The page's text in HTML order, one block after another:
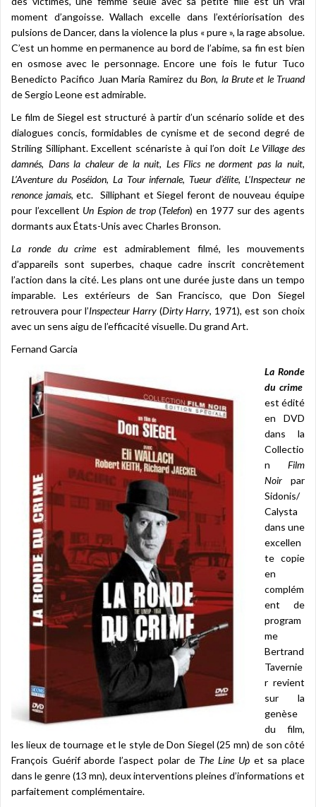
moment d’angoisse. Wallach excelle dans l’extériorisation des
pulsions de Dancer, dans la violence la plus « pure », la rage absolue.
C’est un homme en permanence au bord de l’abime, sa fin est bien
en osmose avec le personnage. Encore une fois le futur Tuco
Benedicto Pacifico Juan Maria Ramirez duBon, la Brute et le Truand
de Sergio Leone est admirable.
Le film de Siegel est structuré à partir d’un scénario solide et des
dialogues concis, formidables de cynisme et de second degré de
Striling Silliphant. Excellent scénariste à qui l’on doit Le Village des
damnés, Dans la chaleur de la nuit, Les Flics ne dorment pas la nuit,
L’Aventure du Poséidon, La Tour infernale, Tueur d’élite, L’Inspecteur ne
renonce jamais, etc. Silliphant et Siegel feront de nouveau équipe
pour l’excellent Un Espion de trop(Telefon) en 1977 sur des agents
dormants aux États-Unis avec Charles Bronson.
La ronde du crimeest admirablement filmé, les mouvements
d’appareils sont superbes, chaque cadre inscrit concrètement
l’action dans la cité. Les plans ont une durée juste dans un tempo
imparable. Les extérieurs de San Francisco, que Don Siegel
retrouvera pour l’Inspecteur Harry (Dirty Harry, 1971), est son choix
avec un sens aigu de l’efficacité visuelle. Du grand Art.
Fernand Garcia
La Ronde
du crime
est édité
en DVD
dans la
Collectio
n Film
Noir par
Sidonis/
Calysta
dans une
excellen
te copie
en
complém
ent de
program
me
Bertrand
Tavernie
r revient
sur la
genèse
du film,
les lieux de tournage et le style de Don Siegel (25 mn) de son côté
François Guérif aborde l’aspect polar de The Line Upet sa place
dans le genre (13 mn), deux interventions pleines d’informations et
parfaitement complémentaire.